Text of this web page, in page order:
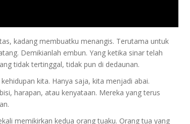
kadang membuatku menangis. Terutama untuk
Demikianlah embun. Yang ketika sinar telah
tidak tertinggal, tidak pun di dedaunan.
kita. Hanya saja, kita menjadi abai.
harapan, atau kenyataan. Mereka yang terus
memikirkan kedua orang tuaku. Orang tua yang